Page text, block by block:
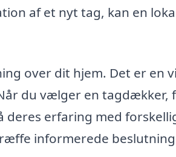
af et nyt tag, kan en
over dit hjem. Det er en
du vælger en tagdækker,
deres erfaring med
informerede